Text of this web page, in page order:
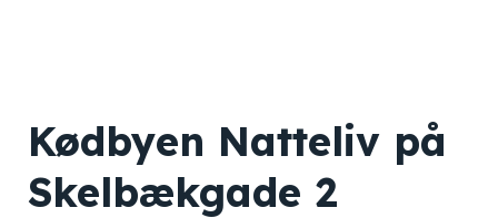
Kødbyen Natteliv på
Skelbækgade 2